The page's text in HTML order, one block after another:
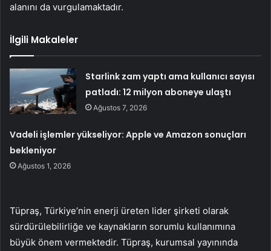
alanını da vurgulamaktadır.
İlgili Makaleler
Starlink zam yaptı ama kullanıcı sayısı
patladı: 12 milyon aboneye ulaştı
Ağustos 7, 2026
Vadeli işlemler yükseliyor: Apple ve Amazon sonuçları
bekleniyor
Ağustos 1, 2026
Tüpraş, Türkiye’nin enerji üreten lider şirketi olarak
sürdürülebilirliğe ve kaynakların sorumlu kullanımına
büyük önem vermektedir. Tüpraş, kurumsal yayınında